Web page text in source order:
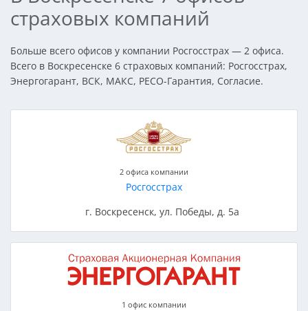
страховых компаний
Больше всего офисов у компании Росгосстрах — 2 офиса.
Всего в Воскресенске 6 страховых компаний: Росгосстрах,
Энергогарант, ВСК, МАКС, РЕСО-Гарантия, Согласие.
2 офиса компании
Росгосстрах
г. Воскресенск, ул. Победы, д. 5а
1 офис компании